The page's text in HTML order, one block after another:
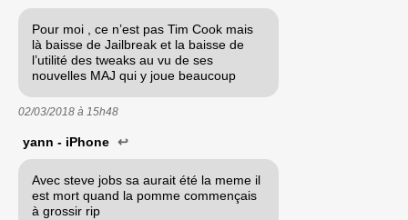
Pour moi , ce n’est pas Tim Cook mais
là baisse de Jailbreak et la baisse de
l’utilité des tweaks au vu de ses
nouvelles MAJ qui y joue beaucoup
02/03/2018 à 15h48
yann - iPhone ↩
Avec steve jobs sa aurait été la meme il
est mort quand la pomme commençais
à grossir rip